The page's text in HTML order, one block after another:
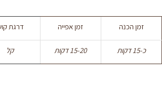
זמן הכנה זמן אפייה דרגת
כ-15 דקות 15-20 דקות קל